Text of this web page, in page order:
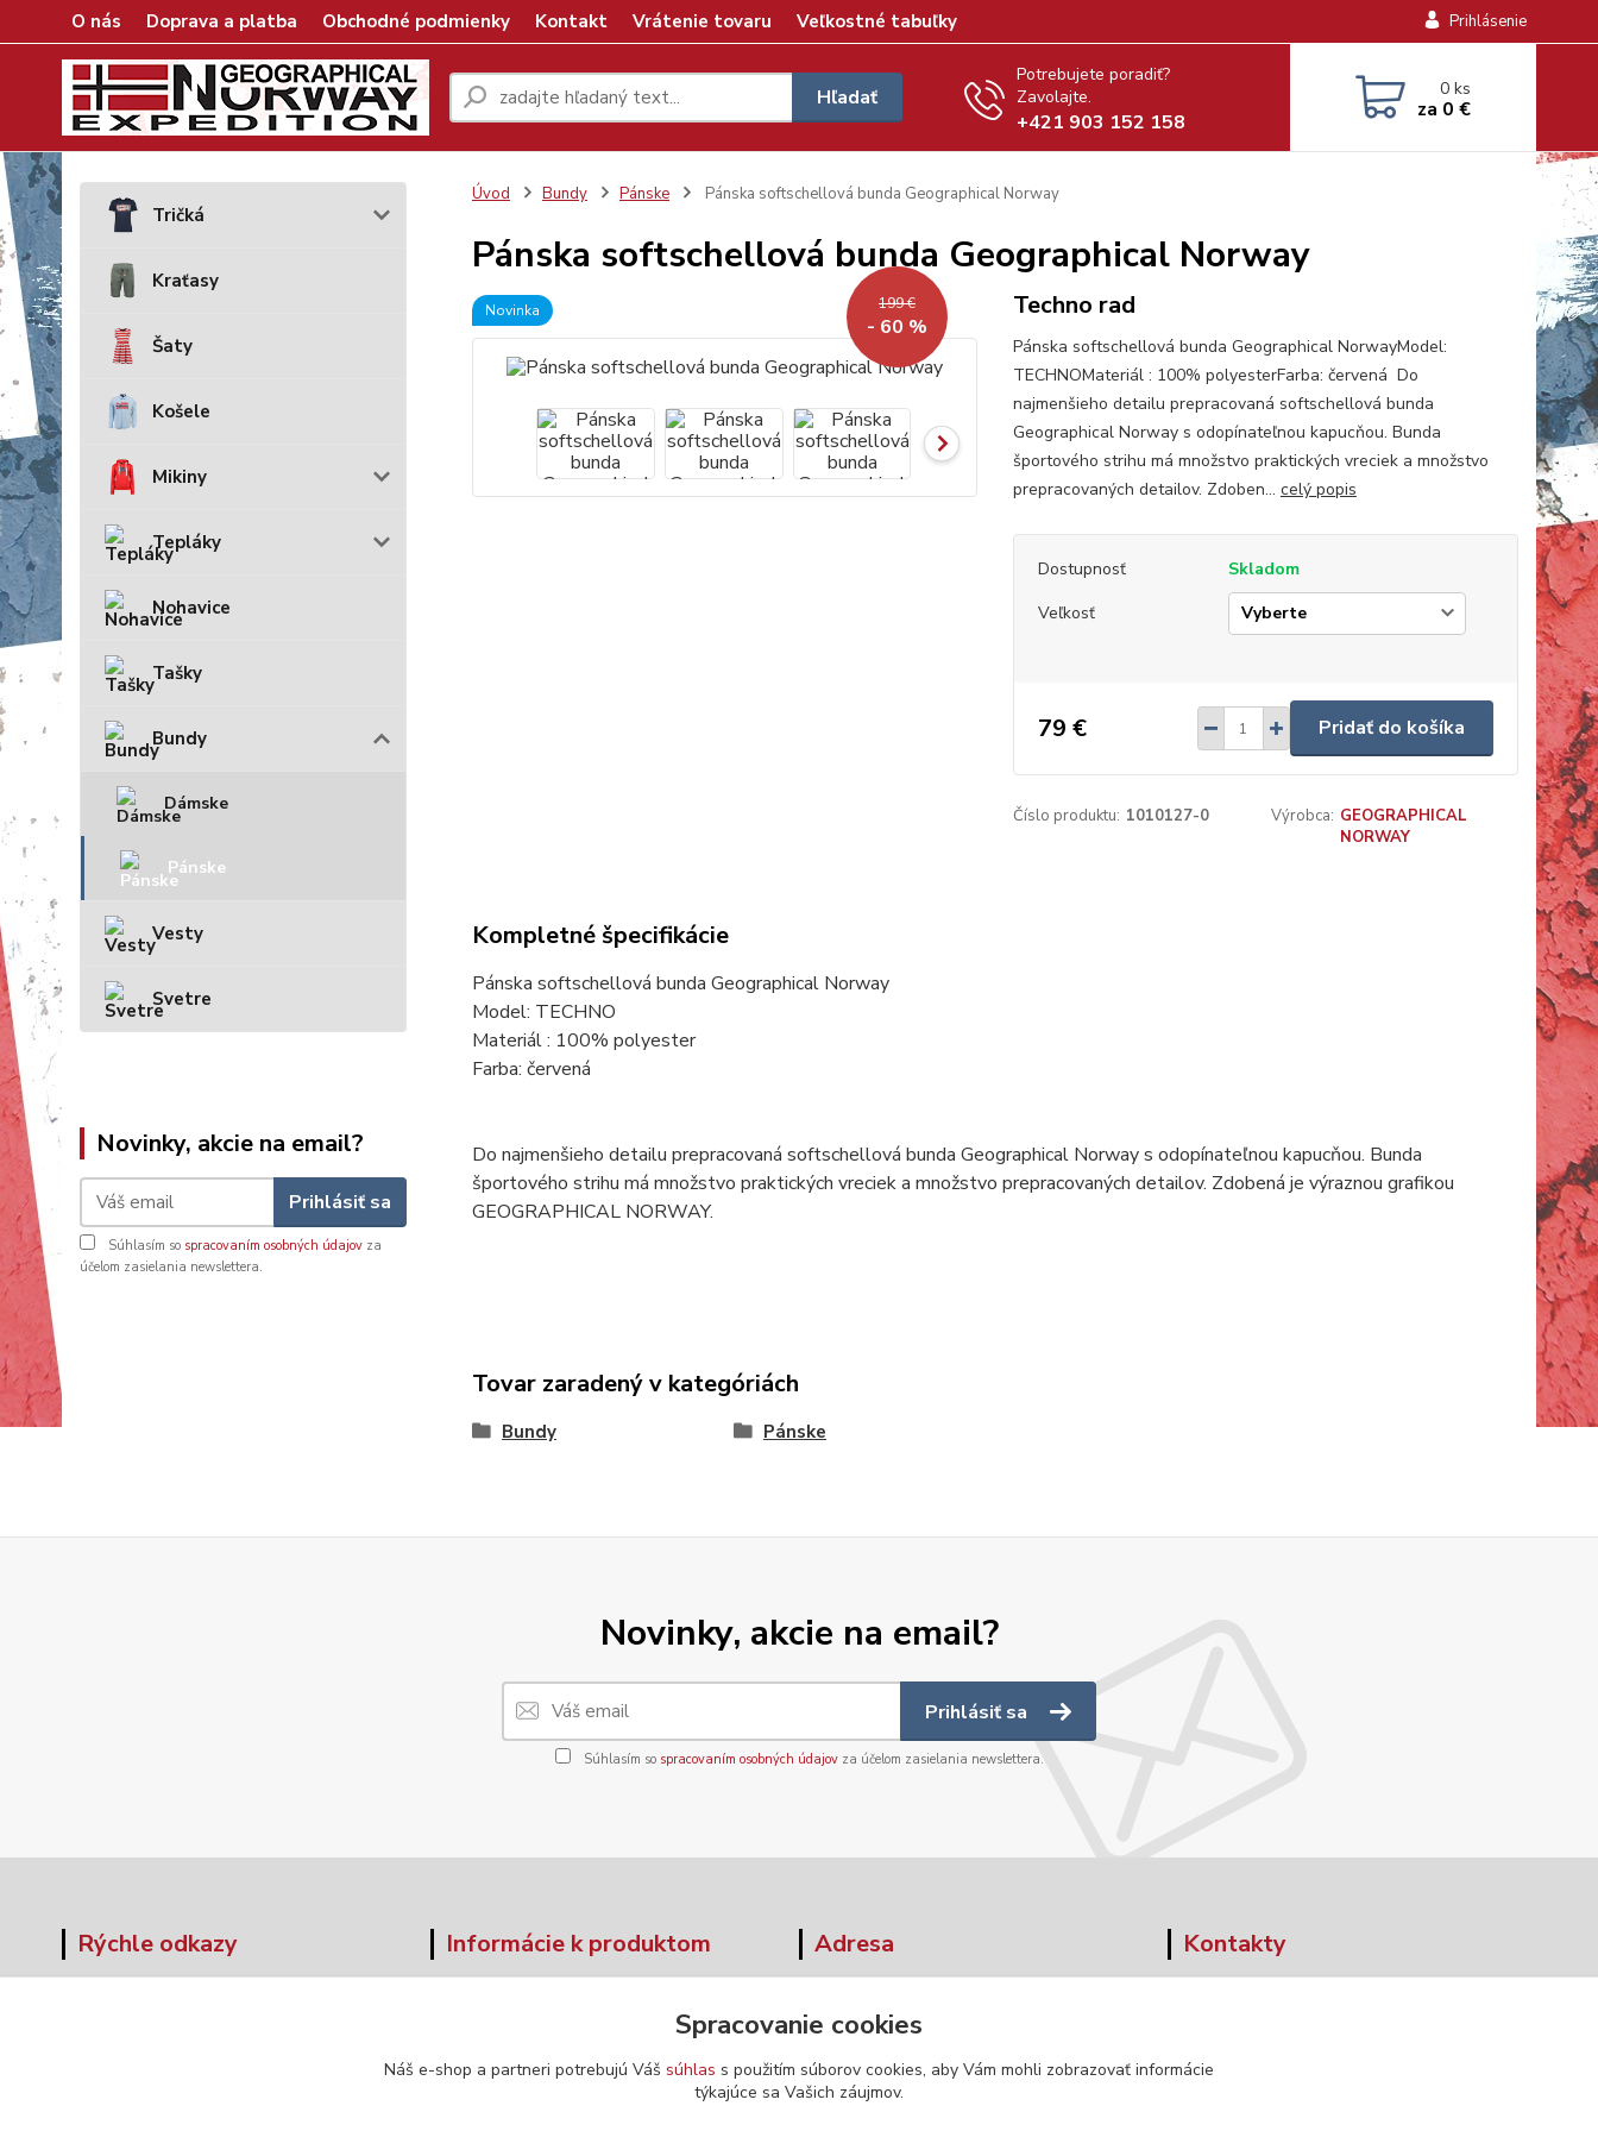
O nás Doprava a platba Obchodné podmienky Kontakt Vrátenie tovaru Veľkostné tabuľky Prihlásenie
Hľadať
Potrebujete poradiť?
Zavolajte.
+421 903 152 158
0ks
za 0 €
Tričká
Kraťasy
Šaty
Košele
Mikiny
Tepláky
Nohavice
Tašky
Bundy
Dámske
Pánske
Vesty
Svetre
Novinky, akcie na email?
Prihlásiť sa
Súhlasím so spracovaním osobných údajov za
účelom zasielania newslettera.
Úvod Bundy Pánske Pánska softschellová bunda Geographical Norway
Pánska softschellová bunda Geographical Norway
Novinka 199 €
- 60 %
Techno rad
Pánska softschellová bunda Geographical NorwayModel:
TECHNOMateriál : 100% polyesterFarba: červená Do
najmenšieho detailu prepracovaná softschellová bunda
Geographical Norway s odopínateľnou kapucňou. Bunda
športového strihu má množstvo praktických vreciek a množstvo
prepracovaných detailov. Zdoben... celý popis
Dostupnosť
Skladom
Veľkosť
79 € Pridať do košíka
Číslo produktu: 1010127-0 Výrobca: GEOGRAPHICAL
NORWAY
Kompletné špecifikácie
Pánska softschellová bunda Geographical Norway
Model: TECHNO
Materiál : 100% polyester
Farba: červená
Do najmenšieho detailu prepracovaná softschellová bunda Geographical Norway s odopínateľnou kapucňou. Bunda
športového strihu má množstvo praktických vreciek a množstvo prepracovaných detailov. Zdobená je výraznou grafikou
GEOGRAPHICAL NORWAY.
Tovar zaradený v kategóriách
Bundy Pánske
Novinky, akcie na email?
Prihlásiť sa
Súhlasím so spracovaním osobných údajovza účelom zasielania newslettera.
Rýchle odkazy Informácie k produktom Adresa
Banská Bystrica
974 04
Kontakty
info@norwaywear.sk
Spracovanie cookies
Náš e-shop a partneri potrebujú Váš súhlas s použitím súborov cookies, aby Vám mohli zobrazovať informácie
týkajúce sa Vašich záujmov.